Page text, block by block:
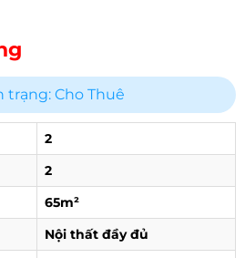
trạng: Cho Thuê
2
2
65m²
Nội thất đầy đủ